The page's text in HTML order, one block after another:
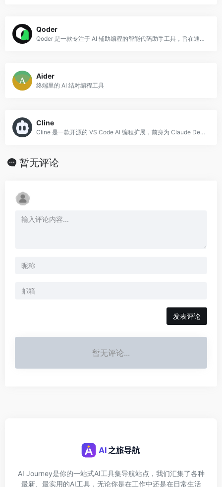
Qoder
Qoder 是一款专注于 AI 辅助编程的智能代码助手工具，旨在通过人工智能技术提升开发者的编程效率。
Aider
终端里的 AI 结对编程工具
Cline
Cline 是一款开源的 VS Code AI 编程扩展，前身为 Claude Dev，由社区开发者主导维护。
暂无评论
发表评论
暂无评论...
AI Journey是你的一站式AI工具集导航站点，我们汇集了各种
最新、最实用的AI工具，无论你是在工作中还是在日常生活